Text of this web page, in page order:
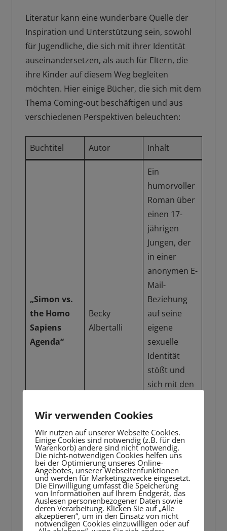
Literatur kann eine wunderbare Quelle der
Inspiration und Unterstützung sein, sowohl
für Jugendliche, die sich mit ihrer Identität
auseinandersetzen, als auch für Eltern, die
ihre Kinder auf diesem Weg begleiten
möchten. Hier einige Bücher, die sich mit dem
Thema Coming-out beschäftigen und aus
verschiedenen Perspektiven beleuchten:
Buchtitel Autor Inhalt
„Simon vs.
the Homo
Sapiens
Agenda“
Becky
Albertalli
Ein
humorvoller
Roman über
einen 17-
jährigen
Jungen, der
in einer
anonymen E-
Mail-
Beziehung
auf seine
eigene
sexuelle
Identität
stößt und
sich mit den
rungen
seines
Coming-outs
auseinander
setzt.
Ein
intensiver
Jugendroma
Wir verwenden Cookies
Wir nutzen auf unserer Webseite Cookies.
Einige Cookies sind notwendig (z.B. für den
Warenkorb) andere sind nicht notwendig.
Die nicht-notwendigen Cookies helfen uns
bei der Optimierung unseres Online-
Angebotes, unserer Webseitenfunktionen
und werden für Marketingzwecke eingesetzt.
Die Einwilligung umfasst die Speicherung
von Informationen auf Ihrem Endgerät, das
Auslesen personenbezogener Daten sowie
deren Verarbeitung. Klicken Sie auf „Alle
akzeptieren“, um in den Einsatz von nicht
notwendigen Cookies einzuwilligen oder auf